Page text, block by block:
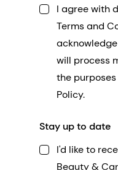
I agree with
Terms and
will process
the
Policy.
Stay up to date
I'd like to
Beauty &